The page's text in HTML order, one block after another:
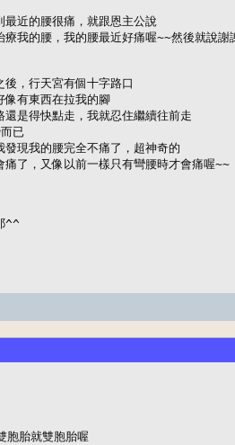
近的腰很痛，就跟恩主公說
我的腰，我的腰最近好痛喔~~然後就說謝
，行天宮有個十字路口
像有東西在拉我的腳
是得快點走，我就忍住繼續往前走
已
現我的腰完全不痛了，超神奇的
了，又像以前一樣只有彎腰時才會痛喔~~
^^
胞胎就雙胞胎喔